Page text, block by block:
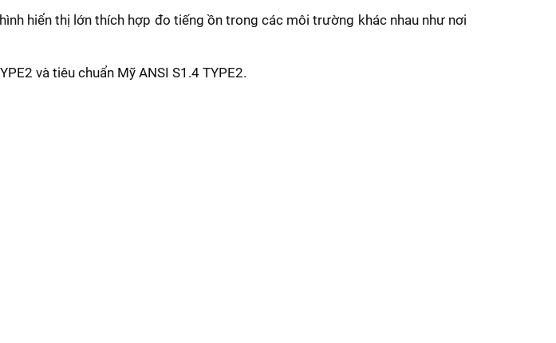
hiển thị lớn thích hợp đo tiếng ồn trong các môi trường khác nhau như nơi
và tiêu chuẩn Mỹ ANSI S1.4 TYPE2.